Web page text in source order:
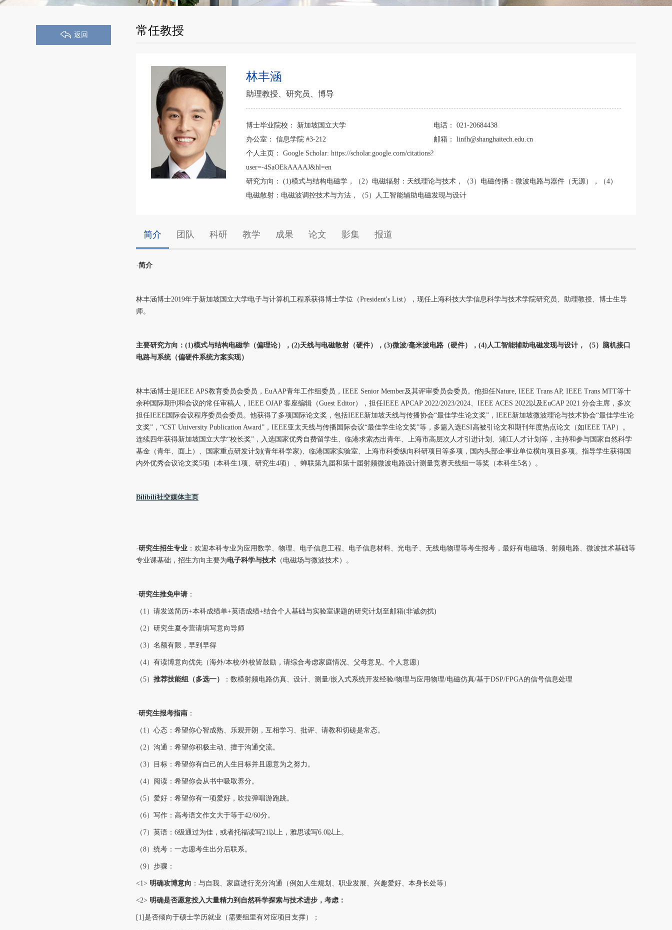
返回 常任教授
林丰涵
助理教授、研究员、博导
博士毕业院校： 新加坡国立大学 电话： 021-20684438
办公室： 信息学院 #3-212 邮箱： linfh@shanghaitech.edu.cn
个人主页： Google Scholar: https://scholar.google.com/citations?
user=-4SaOEkAAAAJ&hl=en
研究方向： (1)模式与结构电磁学，（2）电磁辐射：天线理论与技术，（3）电磁传播：微波电路与器件（无源），（4）
电磁散射：电磁波调控技术与方法，（5）人工智能辅助电磁发现与设计
简介 团队 科研 教学 成果 论文 影集 报道
·简介
林丰涵博士2019年于新加坡国立大学电子与计算机工程系获得博士学位（President's List），现任上海科技大学信息科学与技术学院研究员、助理教授、博士生导
师。
主要研究方向：(1)模式与结构电磁学（偏理论），(2)天线与电磁散射（硬件），(3)微波/毫米波电路 （硬件）
，(4)人工智能辅助电磁发现与设计，（5）脑机接口
电路与系统（偏硬件系统方案实现）
林丰涵博士是IEEE APS教育委员会委员，EuAAP青年工作组委员，IEEE Senior Member及其评审委员会委员。他担任Nature, IEEE Trans AP, IEEE Trans MTT等十
余种国际期刊和会议的常任审稿人，IEEE OJAP 客座编辑（Guest Editor），担任IEEE APCAP 2022/2023/2024、IEEE ACES 2022以及EuCAP 2021 分会主席，多次
担任IEEE国际会议程序委员会委员。他获得了多项国际论文奖，包括IEEE新加坡天线与传播协会“最佳学生论文奖”，IEEE新加坡微波理论与技术协会“最佳学生论
文奖”，“CST University Publication Award”，IEEE亚太天线与传播国际会议“最佳学生论文奖”等，多篇入选ESI高被引论文和期刊年度热点论文（如IEEE TAP）。
连续四年获得新加坡国立大学“校长奖”，入选国家优秀自费留学生、临港求索杰出青年、上海市高层次人才引进计划、浦江人才计划等，主持和参与国家自然科学
基金（青年、面上）、国家重点研发计划(青年科学家)、临港国家实验室、上海市科委纵向科研项目等多项，国内头部企事业单位横向项目多项。指导学生获得国
内外优秀会议论文奖5项（本科生1项、研究生4项）、蝉联第九届和第十届射频微波电路设计测量竞赛天线组一等奖（本科生5名）。
Bilibili社交媒体主页
·研究生招生专业 ：欢迎本科专业为应用数学、物理、电子信息工程、电子信息材料、光电子、无线电物理等考生报考，最好有电磁场、射频电路、微波技术基础等
专业课基础，招生方向主要为电子科学与技术 （电磁场与微波技术）。
·研究生推免申请 ：
（1）请发送简历+本科成绩单+英语成绩+结合个人基础与实验室课题的研究计划至邮箱(非诚勿扰)
（2）研究生夏令营请填写意向导师
（3）名额有限，早到早得
（4）有读博意向优先（海外/本校/外校皆鼓励，请综合考虑家庭情况、父母意见、个人意愿）
（5） 推荐技能组（多选一） ：数模射频电路仿真、设计、测量/嵌入式系统开发经验/物理与应用物理/电磁仿真/基于DSP/FPGA的信号信息处理
·研究生报考指南 ：
（1）心态：希望你心智成熟、乐观开朗，互相学习、批评、请教和切磋是常态。
（2）沟通：希望你积极主动、擅于沟通交流。
（3）目标：希望你有自己的人生目标并且愿意为之努力。
（4）阅读：希望你会从书中吸取养分。
（5）爱好：希望你有一项爱好，吹拉弹唱游跑跳。
（6）写作：高考语文作文大于等于42/60分。
（7）英语：6级通过为佳，或者托福读写21以上，雅思读写6.0以上。
（8）统考：一志愿考生出分后联系。
（9）步骤：
<1> 明确攻博意向 ： 与自我、家庭进行充分沟通（例如人生规划、职业发展、兴趣爱好、本身长处等）
<2> 明确是否愿意投入大量精力到自然科学探索与技术进步， 考虑：
[1]是否倾向于硕士学历就业（需要组里有对应项目支撑）；